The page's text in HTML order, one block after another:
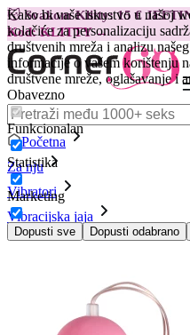
Kako bi vaše iskustvo u našoj
kolačiće za personalizaciju
društvenih mreža i analizu
informacije o vašem korištenju
društvene mreže, oglašavanje i
Obavezno
Funkcionalan
Statistika
Marketing
Dopusti sve Dopusti odabrano
😽Svakom Klitty: 15 €
Kod: KLITTY →
Početna
Za nju
Vibratori
Vibracijska jaja
Vibracijsko jaje Easytoys -